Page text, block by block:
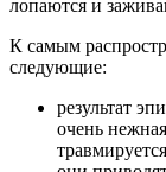
лопаются и
К самым
следующие:
результат
очень